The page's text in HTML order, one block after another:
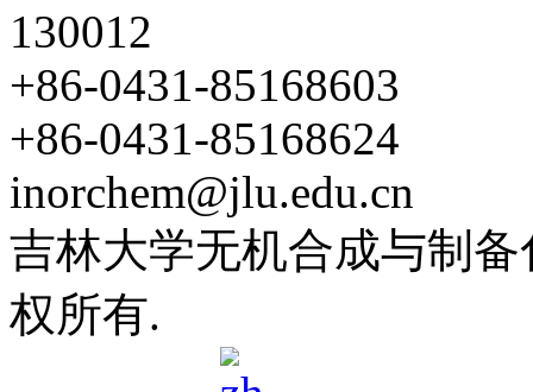
130012
+86-0431-85168603
+86-0431-85168624
inorchem@jlu.edu.cn
吉林大学无机合成与制
权所有.